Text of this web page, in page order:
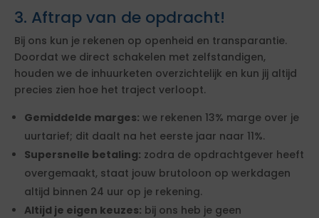
3. Aftrap van de opdracht!
Bij ons kun je rekenen op openheid en transparantie.
Doordat we direct schakelen met zelfstandigen,
houden we de inhuurketen overzichtelijk en kun jij altijd
precies zien hoe het traject verloopt.
Gemiddelde marges: we rekenen 13% marge over je
uurtarief; dit daalt na het eerste jaar naar 11%.
Supersnelle betaling: zodra de opdrachtgever heeft
overgemaakt, staat jouw brutoloon op werkdagen
altijd binnen 24 uur op je rekening.
Altijd je eigen keuzes: bij ons heb je geen